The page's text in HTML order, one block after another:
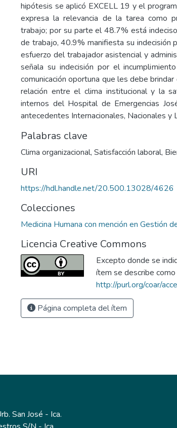
hipótesis se aplicó EXCELL 19 y el
expresa la relevancia de la tarea como
trabajo; por su parte el 48.7% está
de trabajo, 40.9% manifiesta su indecisión
esfuerzo del trabajador asistencial y
señala su indecisión por el
comunicación oportuna que les debe
relación entre el clima institucional y la
internos del Hospital de Emergencias
antecedentes Internacionales, Nacionales y
Palabras clave
Clima organizacional, Satisfacción laboral,
URI
https://hdl.handle.net/20.500.13028/4626
Colecciones
Medicina Humana con mención en Gestión
Licencia Creative Commons
Excepto donde se
ítem se describe como
http://purl.org/coar/
Página completa del ítem
San José - Ica.